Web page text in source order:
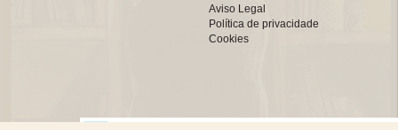
Aviso Legal
Política de privacidade
Cookies